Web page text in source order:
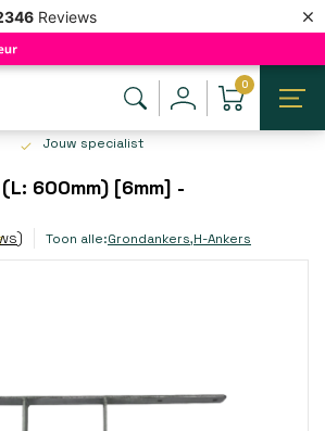
Reviews ×
0
Jouw specialist
600mm) [6mm] -
Toon alle:Grondankers,H-Ankers